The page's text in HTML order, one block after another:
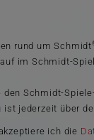
rund um Schmidt
im Schmidt-
den Schmidt-
ist jederzeit über
ich die